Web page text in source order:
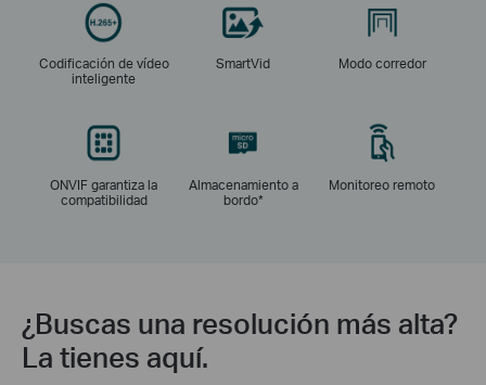
Codificación de vídeo
inteligente
SmartVid Modo corredor
ONVIF garantiza la
compatibilidad
Almacenamiento a
bordo*
Monitoreo remoto
¿Buscas una resolución más alta?
La tienes aquí.